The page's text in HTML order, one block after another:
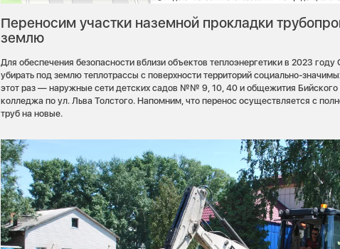
Переносим участки наземной прокладки
землю
Для обеспечения безопасности вблизи объектов теплоэнергетики в 2023
убирать под землю теплотрассы с поверхности территорий социально-
этот раз — наружные сети детских садов №№ 9, 10, 40 и общежития Бийского
колледжа по ул. Льва Толстого. Напомним, что перенос осуществляется с
труб на новые.